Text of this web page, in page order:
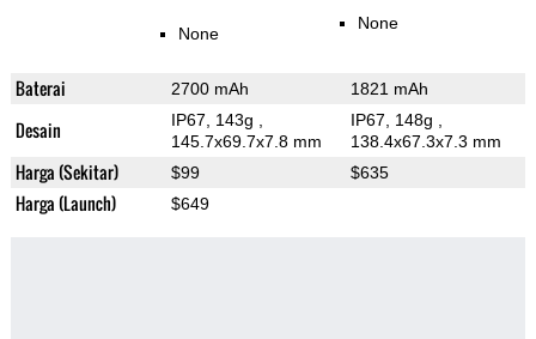
None
None
Baterai 2700 mAh 1821 mAh
Desain IP67, 143g
145.7x69.7x7.8 mm
IP67, 148g
138.4x67.3x7.3 mm
Harga (Sekitar) $99 $635
Harga (Launch) $649